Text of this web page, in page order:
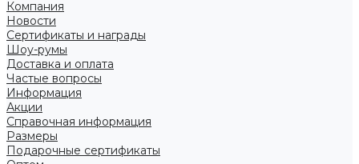
Компания
Новости
Сертификаты и награды
Шоу-румы
Доставка и оплата
Частые вопросы
Информация
Акции
Справочная информация
Размеры
Подарочные сертификаты